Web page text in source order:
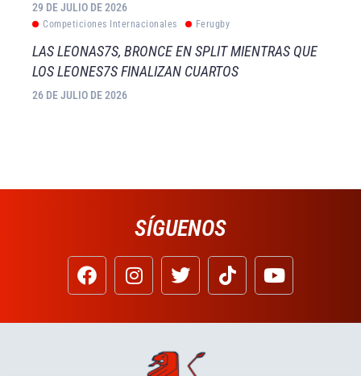
29 DE JULIO DE 2026
Competiciones Internacionales Ferugby
LAS LEONAS7S, BRONCE EN SPLIT MIENTRAS QUE
LOS LEONES7S FINALIZAN CUARTOS
26 DE JULIO DE 2026
SÍGUENOS